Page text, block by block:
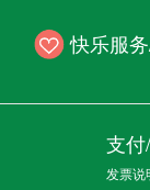
快乐服
支
发票说